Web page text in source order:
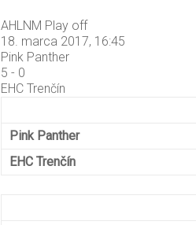
AHLNM Play off
18. marca 2017, 16:45
Pink Panther
5 - 0
EHC Trenčín
Pink Panther
EHC Trenčín